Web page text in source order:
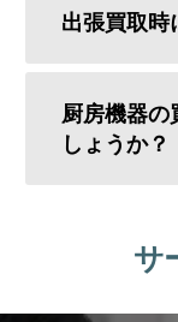
出張買取時
厨房機器
しょうか？
サ